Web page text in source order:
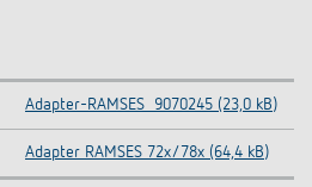
Adapter-RAMSES_9070245 (23,0 kB)
Adapter RAMSES 72x/78x (64,4 kB)